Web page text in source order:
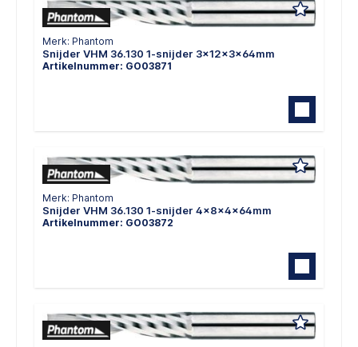
Merk: Phantom
Snijder VHM 36.130 1-snijder 3x12x3x64mm
Artikelnummer: GO03871
Merk: Phantom
Snijder VHM 36.130 1-snijder 4x8x4x64mm
Artikelnummer: GO03872